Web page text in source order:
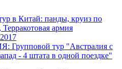
в Китай: панды, круиз по
армия
Групповой тур "Австралия с
- 4 штата в одной поездке"